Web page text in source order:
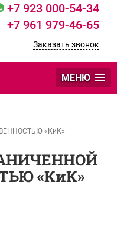
+7 923 000-54-34
+7 961 979-46-65
Заказать звонок
МЕНЮ
«КиК»
«КиК»